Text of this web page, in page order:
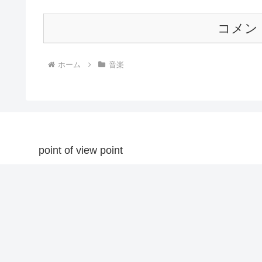
コメン
ホーム 音楽
point of view point